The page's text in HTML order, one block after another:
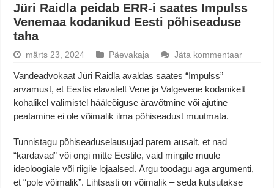
Jüri Raidla peidab ERR-i saates Impulss
Venemaa kodanikud Eesti põhiseaduse
taha
märts 23, 2024 Päevakaja Jäta kommentaar
Vandeadvokaat Jüri Raidla avaldas saates “Impulss”
arvamust, et Eestis elavatelt Vene ja Valgevene kodanikelt
kohalikel valimistel hääleõiguse äravõtmine või ajutine
peatamine ei ole võimalik ilma põhiseadust muutmata.
Tunnistagu põhiseaduselausujad parem ausalt, et nad
“kardavad” või ongi mitte Eestile, vaid mingile muule
ideoloogiale või riigile lojaalsed. Ärgu toodagu aga argumenti,
et “pole võimalik”. Lihtsasti on võimalik – seda kutsutakse